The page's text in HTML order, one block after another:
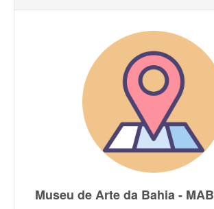
Museu de Arte da Bahia - MAB